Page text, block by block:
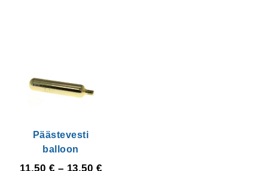
Päästevesti
balloon
11,50 € – 13,50 €